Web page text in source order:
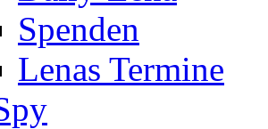
Spenden
Lenas Termine